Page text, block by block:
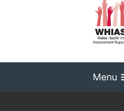
Menu